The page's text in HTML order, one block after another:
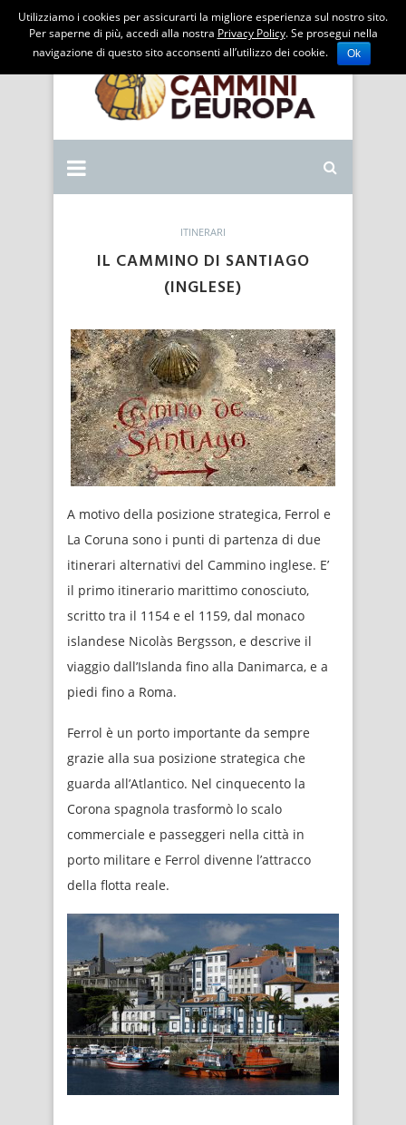
ITINERARI
IL CAMMINO DI SANTIAGO
(INGLESE)
A motivo della posizione strategica, Ferrol e
La Coruna sono i punti di partenza di due
itinerari alternativi del Cammino inglese. E’
il primo itinerario marittimo conosciuto,
scritto tra il 1154 e el 1159, dal monaco
islandese Nicolàs Bergsson, e descrive il
viaggio dall’Islanda fino alla Danimarca, e a
piedi fino a Roma.
Ferrol è un porto importante da sempre
grazie alla sua posizione strategica che
guarda all’Atlantico. Nel cinquecento la
Corona spagnola trasformò lo scalo
commerciale e passeggeri nella città in
porto militare e Ferrol divenne l’attracco
della flotta reale.
Utilizziamo i cookies per assicurarti la migliore esperienza sul nostro sito.
Per saperne di più, accedi alla nostra Privacy Policy. Se prosegui nella
navigazione di questo sito acconsenti all’utilizzo dei cookie.
Ok